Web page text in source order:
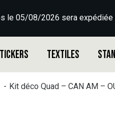
le 05/08/2026 sera
Textiles
Kit déco Quad – CAN AM –